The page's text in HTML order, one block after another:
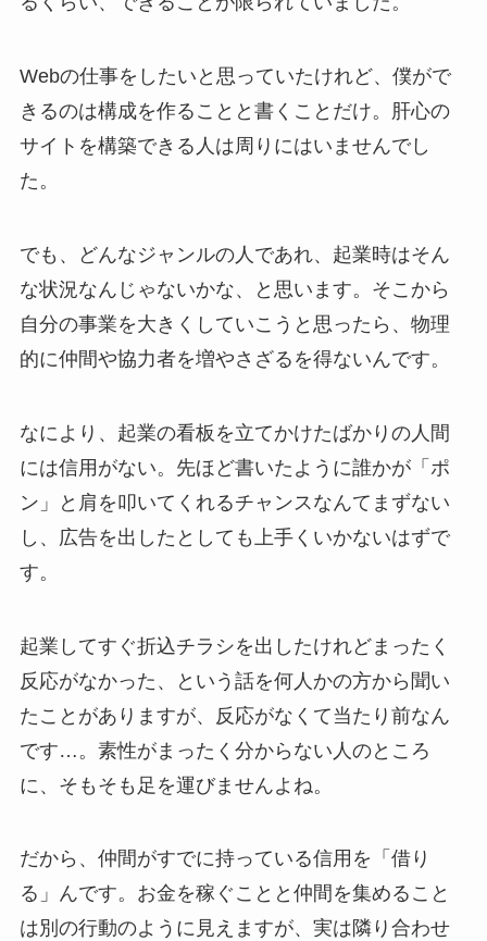
Webの仕事をしたいと思っていたけれど、僕がで
きるのは構成を作ることと書くことだけ。肝心の
サイトを構築できる人は周りにはいませんでし
た。
でも、どんなジャンルの人であれ、起業時はそん
な状況なんじゃないかな、と思います。そこから
自分の事業を大きくしていこうと思ったら、物理
的に仲間や協力者を増やさざるを得ないんです。
なにより、起業の看板を立てかけたばかりの人間
には信用がない。先ほど書いたように誰かが「ポ
ン」と肩を叩いてくれるチャンスなんてまずない
し、広告を出したとしても上手くいかないはずで
す。
起業してすぐ折込チラシを出したけれどまったく
反応がなかった、という話を何人かの方から聞い
たことがありますが、反応がなくて当たり前なん
です…。素性がまったく分からない人のところ
に、そもそも足を運びませんよね。
だから、仲間がすでに持っている信用を「借り
る」んです。お金を稼ぐことと仲間を集めること
は別の行動のように見えますが、実は隣り合わせ